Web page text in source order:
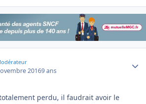
20169 ans
perdu, il faudrait avoir le